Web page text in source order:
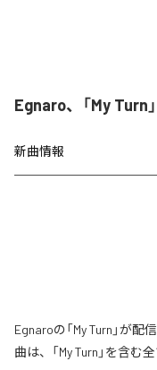
Egnaro、「My Turn
新曲情報
Egnaroの「My Turn」が
曲は、「My Turn」を含む